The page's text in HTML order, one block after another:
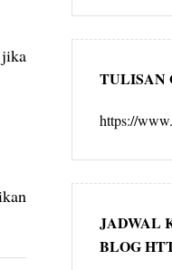
TULISAN
https://
JADWAL
BLOG